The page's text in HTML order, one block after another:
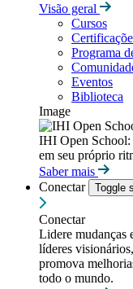
Visão geral
Cursos
Programa
Eventos
Biblioteca
Image
IHI Open School:
em seu próprio
Saber mais
Conectar
Toggle
Conectar
Lidere mudanças
líderes
promova
todo o mundo.